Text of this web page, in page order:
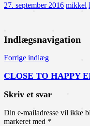
27. september 2016 mikkel
Indlægsnavigation
Forrige indlæg
CLOSE TO HAPPY
Skriv et svar
Din e-mailadresse vil ikke
markeret med *